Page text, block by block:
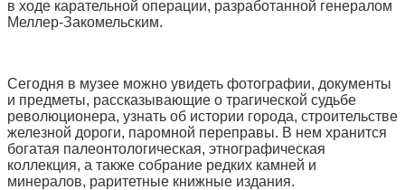
в ходе карательной операции, разработанной генералом
Меллер-Закомельским.
Сегодня в музее можно увидеть фотографии, документы
и предметы, рассказывающие о трагической судьбе
революционера, узнать об истории города, строительстве
железной дороги, паромной переправы. В нем хранится
богатая палеонтологическая, этнографическая
коллекция, а также собрание редких камней и
минералов, раритетные книжные издания.